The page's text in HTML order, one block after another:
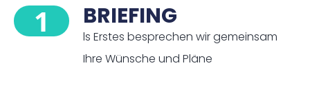
1 BRIEFING
ls Erstes besprechen wir gemeinsam
Ihre Wünsche und Pläne